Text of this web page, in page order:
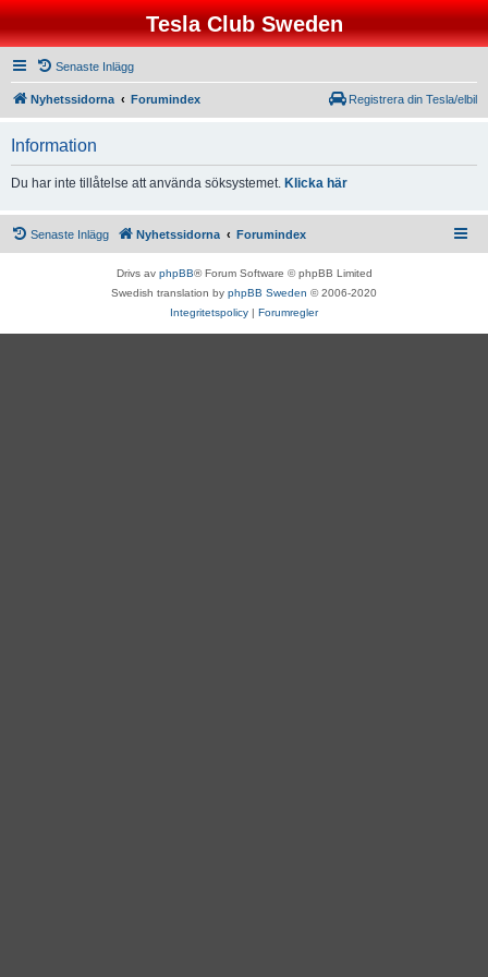
Tesla Club Sweden
Senaste Inlägg
Nyhetssidorna Forumindex Registrera din Tesla/elbil
Information
Du har inte tillåtelse att använda söksystemet. Klicka här
Senaste Inlägg Nyhetssidorna Forumindex
Drivs av phpBB® Forum Software © phpBB Limited
Swedish translation by phpBB Sweden © 2006-2020
Integritetspolicy | Forumregler